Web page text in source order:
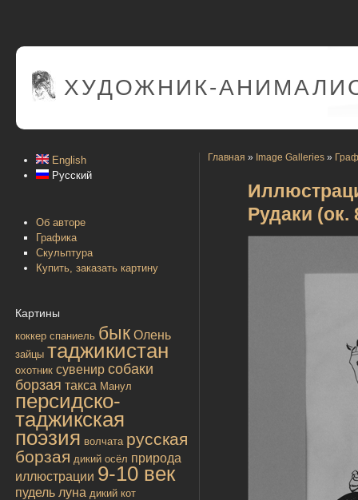
ХУДОЖНИК-
English
Русский
Об авторе
Графика
Скульптура
Купить, заказать картину
Картины
коккер спаниель бык Олень
зайцы таджикистан
охотник сувенир собаки
борзая такса Манул
персидско-
таджикская
поэзия волчата русская
борзая дикий осёл природа
иллюстрации 9-10 век
пудель луна дикий кот
Главная » Image Galleries »
Рудаки (ок.